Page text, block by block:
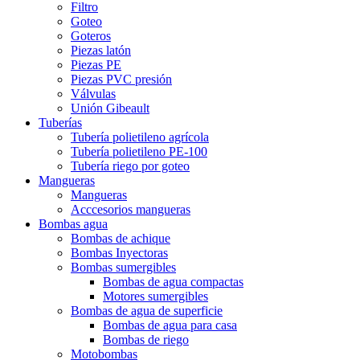
Filtro
Goteo
Goteros
Piezas latón
Piezas PE
Piezas PVC presión
Válvulas
Unión Gibeault
Tuberías
Tubería polietileno agrícola
Tubería polietileno PE-100
Tubería riego por goteo
Mangueras
Mangueras
Acccesorios mangueras
Bombas agua
Bombas de achique
Bombas Inyectoras
Bombas sumergibles
Bombas de agua compactas
Motores sumergibles
Bombas de agua de superficie
Bombas de agua para casa
Bombas de riego
Motobombas